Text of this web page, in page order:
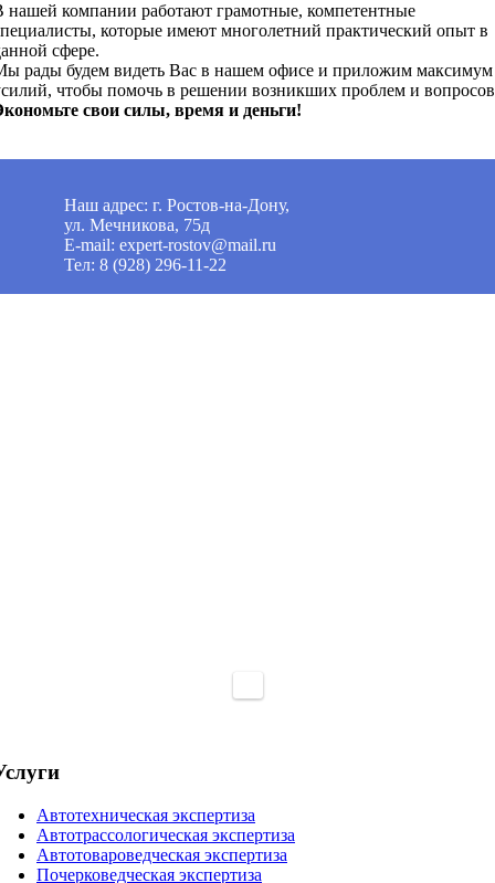
нашей компании работают грамотные, компетентные
которые имеют многолетний практический опыт в
сфере.
рады будем видеть Вас в нашем офисе и приложим максимум
чтобы помочь в решении возникших проблем и
свои силы, время и деньги!
Наш адрес: г. Ростов-на-Дону,
ул. Мечникова, 75д
E-mail: expert-rostov@mail.ru
Тел: 8 (928) 296-11-22
Автотехническая экспертиза
Автотрассологическая экспертиза
Автотовароведческая экспертиза
Почерковедческая экспертиза